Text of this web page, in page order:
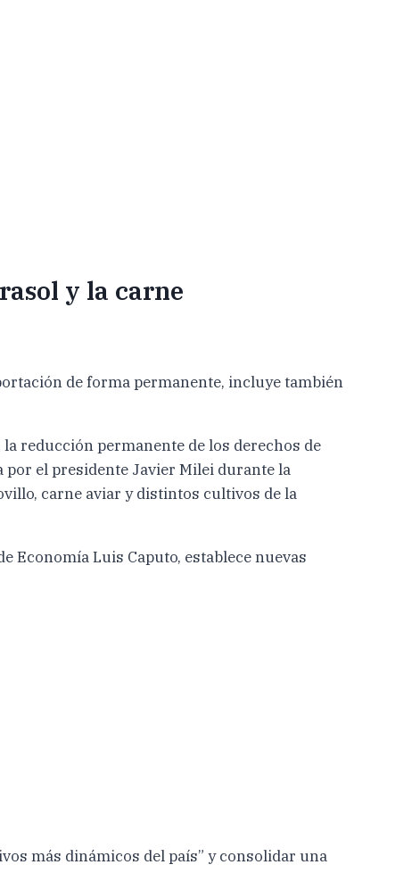
y la carne
de forma permanente, incluye también
reducción permanente de los derechos de
por el presidente Javier Milei durante la
carne aviar y distintos cultivos de la
Economía Luis Caputo, establece nuevas
más dinámicos del país” y consolidar una